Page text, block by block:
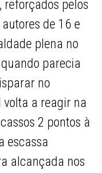
pelos
de 16 e
plena no
parecia
no
volta a reagir na
2 pontos à
escassa
alcançada nos